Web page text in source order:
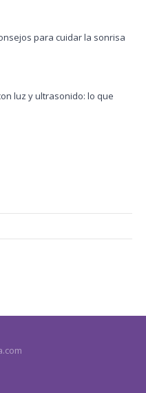
para cuidar la sonrisa
luz y ultrasonido: lo que